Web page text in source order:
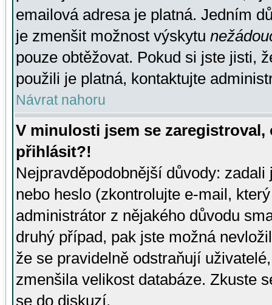
emailová adresa je platná. Jedním
je zmenšit možnost výskytu
pouze obtěžovat. Pokud si jste jisti,
použili je platná, kontaktujte
Návrat nahoru
V minulosti jsem se
přihlásit?!
Nejpravděpodobnější důvody:
nebo heslo (zkontrolujte e-mail,
administrátor z nějakého důvodu
druhý případ, pak jste možná
že se pravidelně odstraňují
zmenšila velikost databáze. Zkuste
se do diskuzí.